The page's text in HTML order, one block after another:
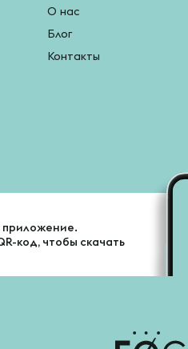
О нас
Блог
Контакты
приложение.
код, чтобы скачать